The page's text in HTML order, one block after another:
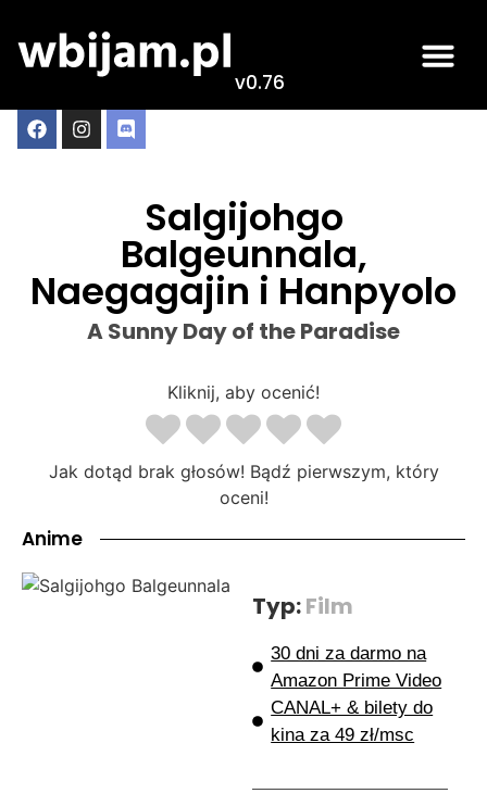
v0.76
Salgijohgo
Balgeunnala,
Naegagajin i Hanpyolo
A Sunny Day of the Paradise
Kliknij, aby ocenić!
Jak dotąd brak głosów! Bądź pierwszym, który
oceni!
Anime
Typ:Film
30 dni za darmo na
Amazon Prime Video
CANAL+ & bilety do
kina za 49 zł/msc